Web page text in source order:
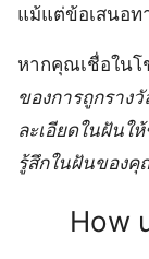
แม้แต่ข้อเสนอท
หากคุณเชื่อใน
ของการถูกรางวั
ละเอียดในฝันใ
รู้สึกในฝันของ
How